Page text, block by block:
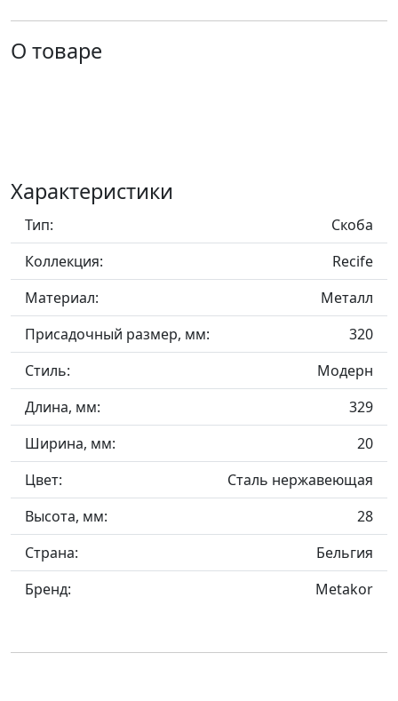
О товаре
Характеристики
Тип:
Скоба
Коллекция:
Recife
Материал:
Металл
Присадочный размер, мм:
320
Стиль:
Модерн
Длина, мм:
329
Ширина, мм:
20
Цвет:
Сталь нержавеющая
Высота, мм:
28
Страна:
Бельгия
Бренд:
Metakor